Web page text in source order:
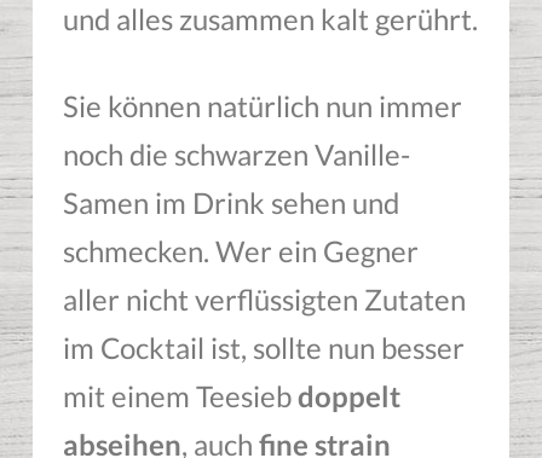
und alles zusammen kalt gerührt.
Sie können natürlich nun immer
noch die schwarzen Vanille-
Samen im Drink sehen und
schmecken. Wer ein Gegner
aller nicht verflüssigten Zutaten
im Cocktail ist, sollte nun besser
mit einem Teesiebdoppelt
abseihen, auch fine strain